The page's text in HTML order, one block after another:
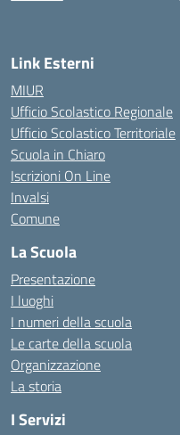
Link Esterni
MIUR
Ufficio Scolastico Regionale
Ufficio Scolastico Territoriale
Scuola in Chiaro
Iscrizioni On Line
Invalsi
Comune
La Scuola
Presentazione
I luoghi
I numeri della scuola
Le carte della scuola
Organizzazione
La storia
I Servizi